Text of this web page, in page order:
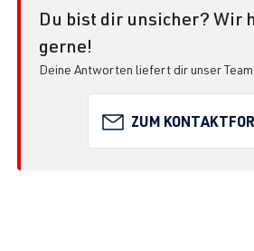
Du bist dir unsicher? Wir
gerne!
Deine Antworten liefert dir unser
ZUM